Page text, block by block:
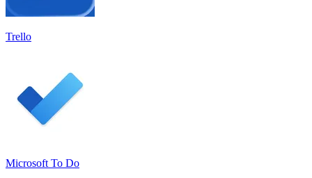
Trello
Microsoft To Do